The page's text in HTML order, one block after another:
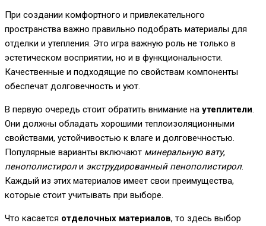
При создании комфортного и привлекательного
пространства важно правильно подобрать материалы для
отделки и утепления. Это игра важную роль не только в
эстетическом восприятии, но и в функциональности.
Качественные и подходящие по свойствам компоненты
обеспечат долговечность и уют.
В первую очередь стоит обратить внимание на утеплители.
Они должны обладать хорошими теплоизоляционными
свойствами, устойчивостью к влаге и долговечностью.
Популярные варианты включают минеральную вату,
пенополистироли экструдированный пенополистирол.
Каждый из этих материалов имеет свои преимущества,
которые стоит учитывать при выборе.
Что касается отделочных материалов, то здесь выбор